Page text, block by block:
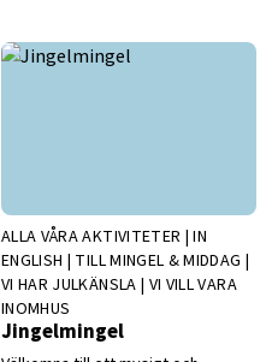
ALLA VÅRA AKTIVITETER | IN
ENGLISH | TILL MINGEL & MIDDAG |
VI HAR JULKÄNSLA | VI VILL VARA
INOMHUS
Jingelmingel